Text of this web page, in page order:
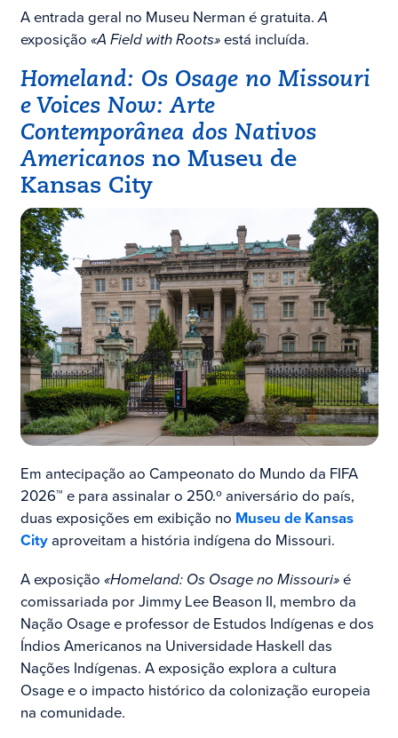
A entrada geral no Museu Nerman é gratuita.A
exposição «A Field with Roots»está incluída.
Homeland: Os Osage no Missouri
e Voices Now: Arte
Contemporânea dos Nativos
Americanosno Museu de
Kansas City
Em antecipação ao Campeonato do Mundo da FIFA
2026™ e para assinalar o 250.º aniversário do país,
duas exposições em exibição no Museu de Kansas
Cityaproveitam a história indígena do Missouri.
A exposição «Homeland: Os Osage no Missouri»é
comissariada por Jimmy Lee Beason II, membro da
Nação Osage e professor de Estudos Indígenas e dos
Índios Americanos na Universidade Haskell das
Nações Indígenas. A exposição explora a cultura
Osage e o impacto histórico da colonização europeia
na comunidade.